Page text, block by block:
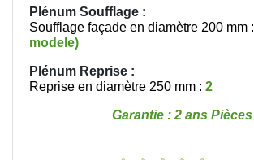
Plénum Soufflage :
Soufflage façade en diamètre 200 mm :
modele)
Plénum Reprise :
Reprise en diamètre 250 mm : 2
Garantie : 2 ans Pièces